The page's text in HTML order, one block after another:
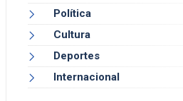
Política
Cultura
Deportes
Internacional